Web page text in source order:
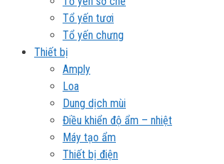
Tổ yến tươi
Tổ yến chưng
Thiết bị
Amply
Loa
Dung dịch mùi
Điều khiển độ ẩm – nhiệt
Máy tạo ẩm
Thiết bị điện